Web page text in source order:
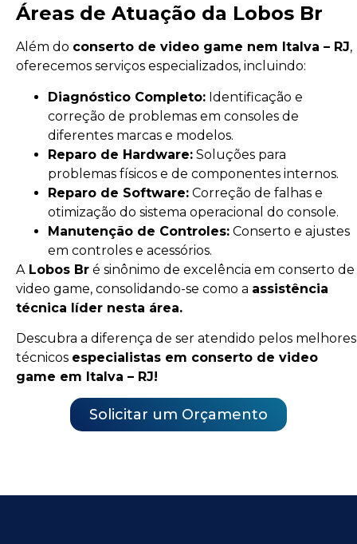
Áreas de Atuação da Lobos Br
Além do conserto de video game nem Italva – RJ,
oferecemos serviços especializados, incluindo:
Diagnóstico Completo: Identificação e
correção de problemas em consoles de
diferentes marcas e modelos.
Reparo de Hardware: Soluções para
problemas físicos e de componentes internos.
Reparo de Software: Correção de falhas e
otimização do sistema operacional do console.
Manutenção de Controles: Conserto e ajustes
em controles e acessórios.
A Lobos Br é sinônimo de excelência em conserto de
video game, consolidando-se como a assistência
técnica líder nesta área.
Descubra a diferença de ser atendido pelos melhores
técnicos especialistas em conserto de video
game em Italva – RJ!
Solicitar um Orçamento